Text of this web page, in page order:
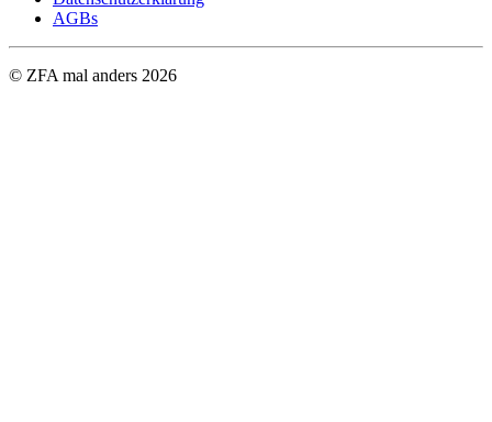
AGBs
© ZFA mal anders 2026